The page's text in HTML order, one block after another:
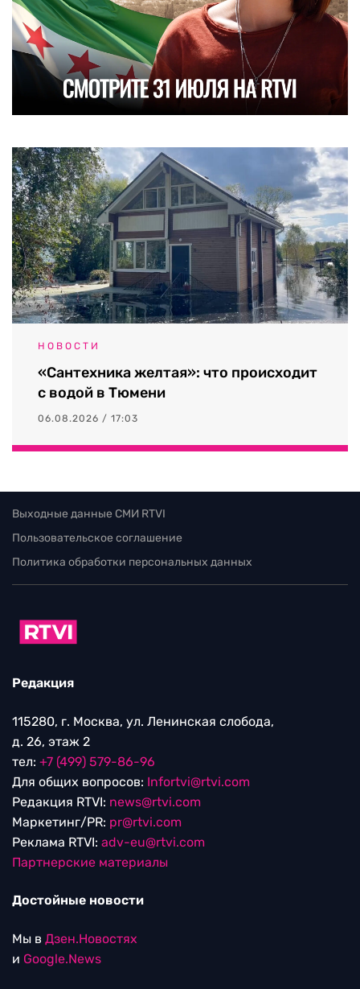
НОВОСТИ
«Сантехника желтая»: что происходит
с водой в Тюмени
06.08.2026 / 17:03
Выходные данные СМИ RTVI
Пользовательское соглашение
Политика обработки персональных данных
Редакция
115280, г. Москва, ул. Ленинская слобода,
д. 26, этаж 2
тел: +7 (499) 579-86-96
Для общих вопросов: Infortvi@rtvi.com
Редакция RTVI: news@rtvi.com
Маркетинг/PR: pr@rtvi.com
Реклама RTVI: adv-eu@rtvi.com
Партнерские материалы
Достойные новости
Мы в Дзен.Новостях
и Google.News